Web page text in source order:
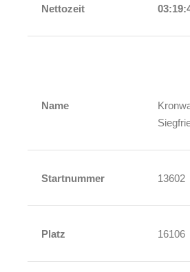
Nettozeit
Name
Startnummer 13602
Platz 16106